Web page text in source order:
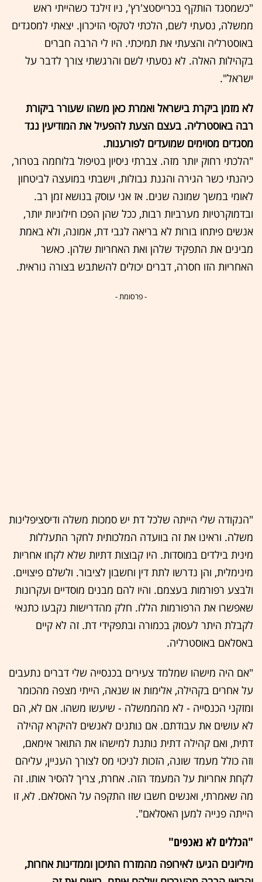
"כשמסגד הותקף בכרייסטצ'רץ', ניו זילנד כשהייתי ראש
ממשלה, נסעתי לשם, הלכתי לטקסי הזיכרון. יצאתי למסגדים
באוסטרליה והצעתי את תמיכתי. היו לי הרבה חברים
בקהילות האלה. לא נסעתי לשם והרגשתי צורך לדבר על
ישראל".
לא מזמן ביקרת בישראל ואמרת כאן משהו שעורר ביקורת
רבה באוסטרליה. בעצם הצעת להפעיל את המודיעין נגד
מסגדים מסוימים שמועדים לפורענות.
"הלכתי רחוק יותר מזה. צברתי ניסיון בטיפול בלוחמה בטרור,
כיהנתי כשר הגירה והגנת גבולות, וישבתי במועצה לביטחון
לאומי במשך שמונה שנים. אז אני עוסק בנושא זמן רב.
ובדמוקרטיות מערביות רבות, ככל שהן הפכו חילוניות יותר,
אנשים פיתחו בורות לא בריאה לגבי דת, אמונה, ולא באמת
מבינים את התפקיד שלהן ואת האחריות שלהן. כאשר
האחריות הזו חסרה, דברים יכולים להשתבש בצורה נוראית.
- פרסומת -
"הנקודה שלי הייתה שלכל דת יש סמכות משלה ודיסציפלינות
משלה. וראינו את זה בוועדה המלכותית לחקר התעללות
מינית בילדים במוסדות. היו קבוצות דתיות שלא לקחו אחריות
מינימלית, והן נדרשו לתת דין וחשבון לציבור. ולשלם פיצויים.
ולבצע רפורמות בעצמם. והיו להם מבנים מוסדיים ועקרונות
שאפשרו את הרפורמות הללו. חלק מהדרישות נקבעו כתנאי
לקבלת היתר לעסוק בכמורה ובתפקידי דת. זה לא קיים
באסלאם באוסטרליה.
"אם היה מישהו שמלמד צעירים בכנסייה שלי דברים נתעבים
על אחרים בקהילה, אלימות או שנאה, הייתי מצפה מהכומר
ומזקני הכנסייה - לא מהממשלה - שיעשו משהו. אם לא, הם
לא עושים את עבודתם. אם נותנים לאנשים להיקרא קהילה
דתית, ואם קהילה דתית נותנת למישהו את התואר אימאם,
וזה כולל מעמד שונה, הזכות לניכוי מס לצורך העניין, עליהם
לקחת אחריות על המעמד הזה. אחרת, צריך להסיר אותו. זה
מה שאמרתי, ואנשים חשבו שזו התקפה על האסלאם. לא, זו
הייתה פנייה למען האסלאם".
"הכללים לא נאכפים"
מיליונים הגיעו לאירופה מהמזרח התיכון וממדינות אחרות,